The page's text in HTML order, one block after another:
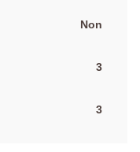
Non
3
3